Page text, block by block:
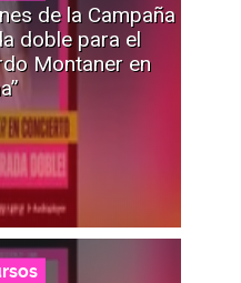
de la Campaña
doble para el
Montaner en